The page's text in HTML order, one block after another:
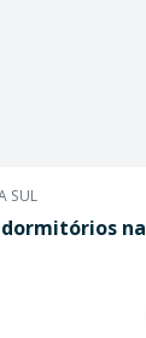
SUL
na